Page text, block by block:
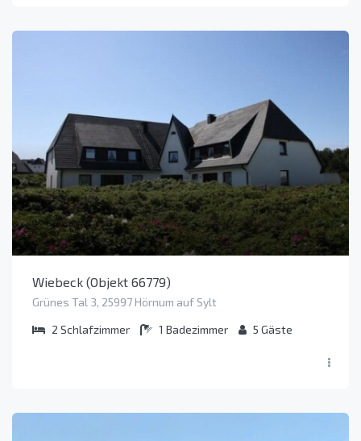
Wiebeck (Objekt 66779)
Grünes Tal 3, 25997 Hörnum auf Sylt
2 Schlafzimmer 1 Badezimmer 5 Gäste